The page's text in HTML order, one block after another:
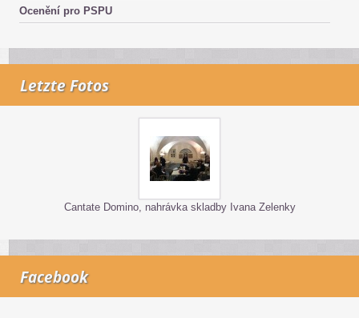
Ocenění pro PSPU
Letzte Fotos
Cantate Domino, nahrávka skladby Ivana Zelenky
Facebook